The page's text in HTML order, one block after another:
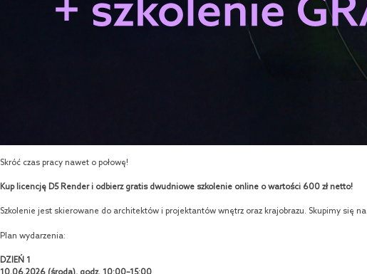
Skróć czas pracy nawet o połowę!
Kup licencję D5 Render i odbierz gratis dwudniowe szkolenie online o wartości 600 zł netto!
Szkolenie jest skierowane do architektów i projektantów wnętrz oraz krajobrazu. Skupimy się na
Plan wydarzenia:
DZIEŃ 1